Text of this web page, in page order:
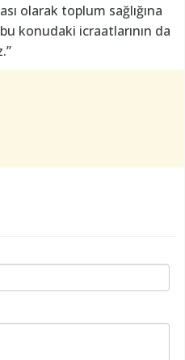
olarak toplum sağlığına
konudaki icraatlarının da